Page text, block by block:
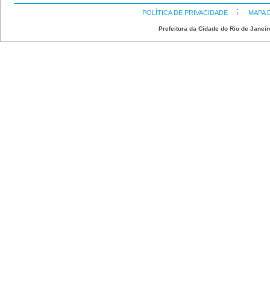
POLÍTICA DE PRIVACIDADE MAPA
Prefeitura da Cidade do Rio de